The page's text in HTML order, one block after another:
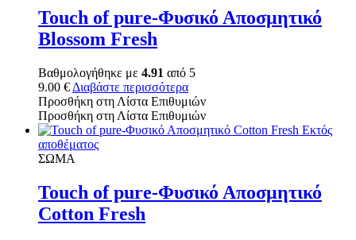
Touch of pure-Φυσικό Αποσμητικό
Blossom Fresh
Βαθμολογήθηκε με 4.91 από 5
9.00 € Διαβάστε περισσότερα
Προσθήκη στη Λίστα Επιθυμιών
Προσθήκη στη Λίστα Επιθυμιών
Εκτός
αποθέματος
ΣΩΜΑ
Touch of pure-Φυσικό Αποσμητικό
Cotton Fresh